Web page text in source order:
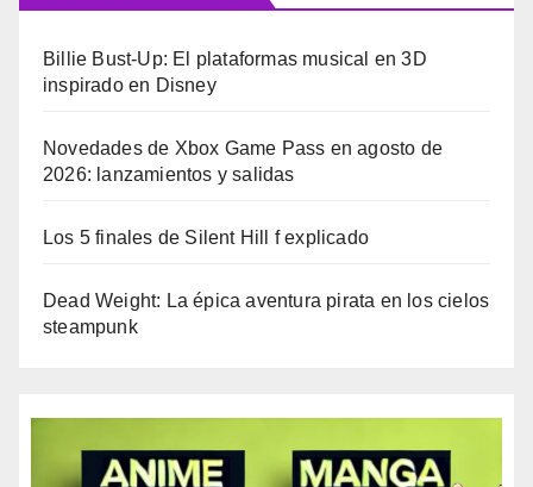
Billie Bust-Up: El plataformas musical en 3D
inspirado en Disney
Novedades de Xbox Game Pass en agosto de
2026: lanzamientos y salidas
Los 5 finales de Silent Hill f explicado
Dead Weight: La épica aventura pirata en los cielos
steampunk